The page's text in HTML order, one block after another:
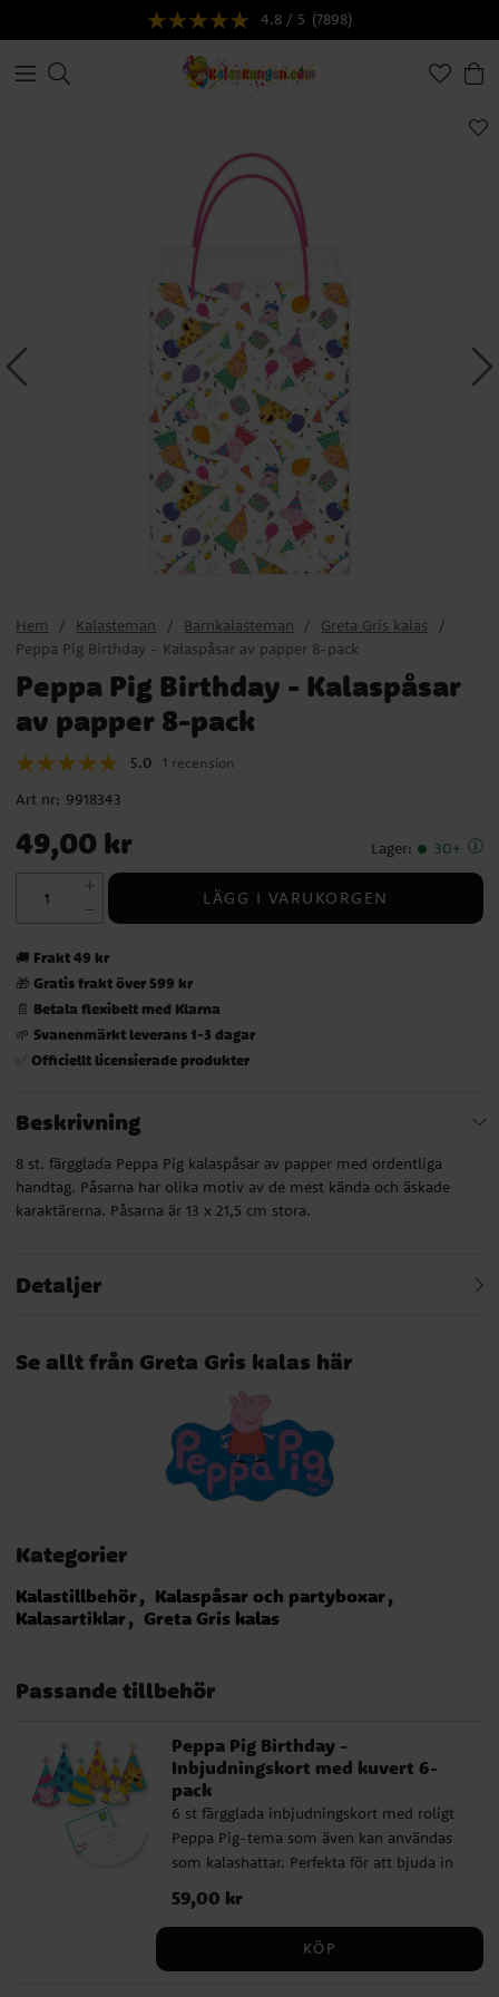
4.8 / 5 (7898)
Hem Kalasteman Barnkalasteman
Greta Gris kalas
Peppa Pig Birthday - Kalaspåsar av papper 8-pack
Peppa Pig Birthday - Kalaspåsar
av papper 8-pack
5.0 1 recension
Art nr: 9918343
Pris: 49,00 kr
49,00 kr Lager: 30+
LÄGG I VARUKORGEN
🚚 Frakt 49 kr
🎁 Gratis frakt över 599 kr
📄 Betala flexibelt med Klarna
🌱 Svanenmärkt leverans 1-3 dagar
✅ Officiellt licensierade produkter
Beskrivning
8 st. färgglada Peppa Pig kalaspåsar av papper med ordentliga
handtag. Påsarna har olika motiv av de mest kända och äskade
karaktärerna. Påsarna är 13 x 21,5 cm stora.
Detaljer
Se allt från Greta Gris kalas här
Kategorier
Kalastillbehör
Kalaspåsar och partyboxar
Kalasartiklar
Greta Gris kalas
Passande tillbehör
Peppa Pig Birthday -
Inbjudningskort med kuvert 6-
pack
6 st färgglada inbjudningskort med roligt
Peppa Pig-tema som även kan användas
som kalashattar. Perfekta för att bjuda in
till ett lekfullt och minnesvärt kalas!
Förpackningen inkluderar 6 st vita kuvert.
Pris:59,00 kr
59,00 kr
KÖP